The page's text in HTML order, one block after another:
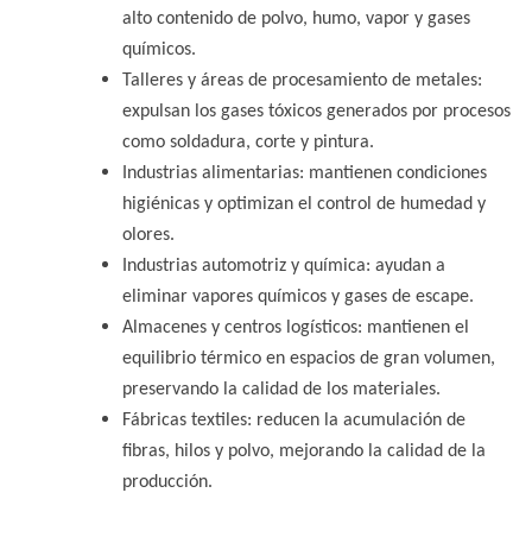
alto contenido de polvo, humo, vapor y gases
químicos.
Talleres y áreas de procesamiento de metales:
expulsan los gases tóxicos generados por procesos
como soldadura, corte y pintura.
Industrias alimentarias: mantienen condiciones
higiénicas y optimizan el control de humedad y
olores.
Industrias automotriz y química: ayudan a
eliminar vapores químicos y gases de escape.
Almacenes y centros logísticos: mantienen el
equilibrio térmico en espacios de gran volumen,
preservando la calidad de los materiales.
Fábricas textiles: reducen la acumulación de
fibras, hilos y polvo, mejorando la calidad de la
producción.